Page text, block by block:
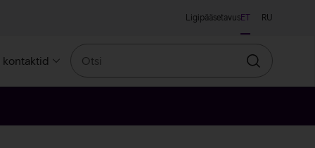
LigipääsetavusET RU
kontaktid
Otsin